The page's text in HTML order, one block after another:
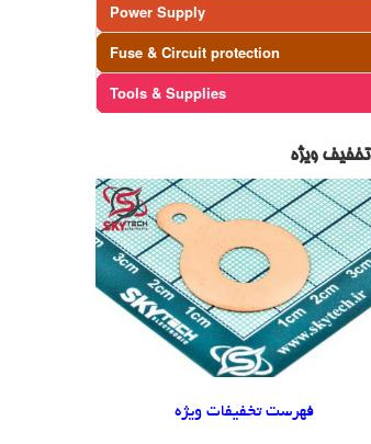
Power Supply
Fuse & Circuit protection
Tools & Supplies
تخفیف ویژه
فهرست تخفیفات ویژه